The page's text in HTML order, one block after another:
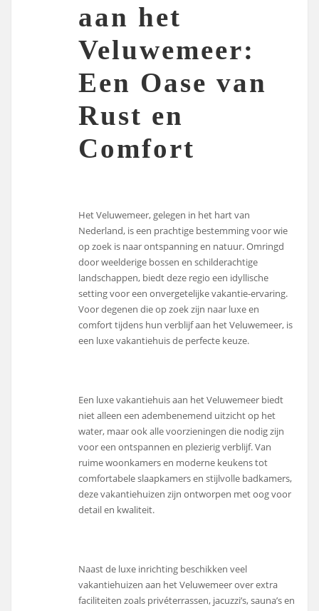
aan het
Veluwemeer:
Een Oase van
Rust en
Comfort
Het Veluwemeer, gelegen in het hart van
Nederland, is een prachtige bestemming voor wie
op zoek is naar ontspanning en natuur. Omringd
door weelderige bossen en schilderachtige
landschappen, biedt deze regio een idyllische
setting voor een onvergetelijke vakantie-ervaring.
Voor degenen die op zoek zijn naar luxe en
comfort tijdens hun verblijf aan het Veluwemeer, is
een luxe vakantiehuis de perfecte keuze.
Een luxe vakantiehuis aan het Veluwemeer biedt
niet alleen een adembenemend uitzicht op het
water, maar ook alle voorzieningen die nodig zijn
voor een ontspannen en plezierig verblijf. Van
ruime woonkamers en moderne keukens tot
comfortabele slaapkamers en stijlvolle badkamers,
deze vakantiehuizen zijn ontworpen met oog voor
detail en kwaliteit.
Naast de luxe inrichting beschikken veel
vakantiehuizen aan het Veluwemeer over extra
faciliteiten zoals privéterrassen, jacuzzi’s, sauna’s en